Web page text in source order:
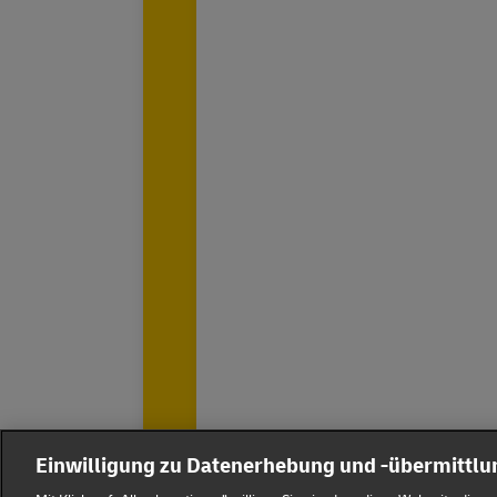
Einwilligung zu Datenerhebung und -